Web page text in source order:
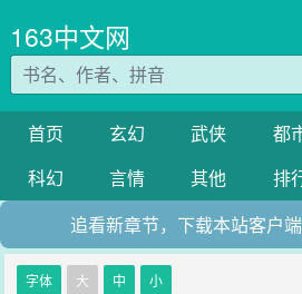
163中文网
首页 玄幻 武侠 都
科幻
言情 其他 排
追看新章节，下载本站客户
字体 大 中 小